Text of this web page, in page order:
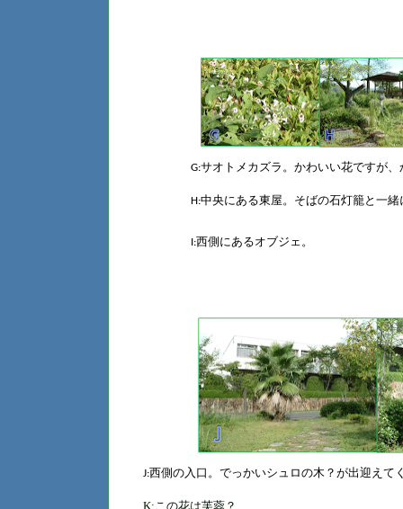
G:サオトメカズラ。かわいい花ですが
H:中央にある東屋。そばの石灯籠と一
I:西側にあるオブジェ。
J:西側の入口 。 でっかいシュロの木？が出迎えて
K:この花は芙蓉？